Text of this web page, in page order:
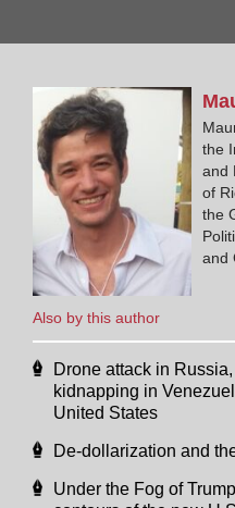
Also by this author
the
and
of
the
and
Drone attack in
kidnapping in
United States
De-dollarization and
Under the Fog of